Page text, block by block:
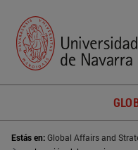
Estás en:Global Affairs and